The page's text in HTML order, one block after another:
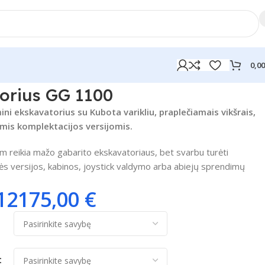
GG 1100
ekskavatorius su Kubota varikliu, praplečiamais vikšrais,
komplektacijos versijomis.
reikia mažo gabarito ekskavatoriaus, bet svarbu turėti
versijos, kabinos, joystick valdymo arba abiejų sprendimų
€